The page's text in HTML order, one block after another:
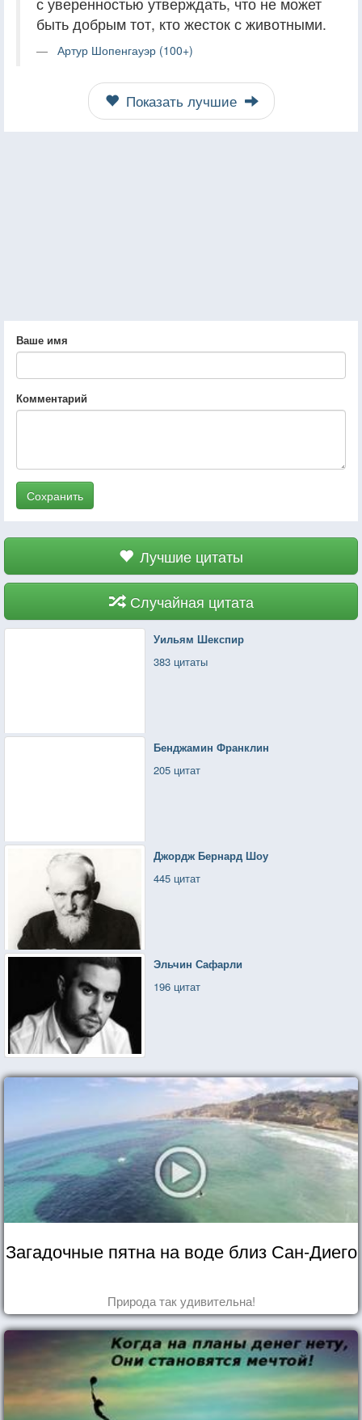
быть добрым тот, кто жесток с животными.
Артур Шопенгауэр (100+)
Показать лучшие
Ваше имя
Комментарий
Сохранить
Лучшие цитаты
Случайная цитата
Уильям Шекспир
383 цитаты
Бенджамин Франклин
205 цитат
Джордж Бернард Шоу
445 цитат
Эльчин Сафарли
196 цитат
Загадочные пятна на воде близ Сан-Диего
Природа так удивительна!